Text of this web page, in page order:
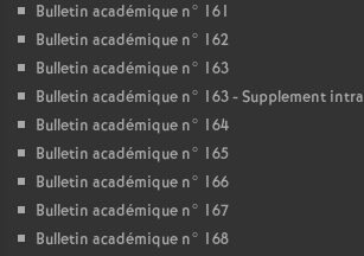
Bulletin académique n° 161
Bulletin académique n° 162
Bulletin académique n° 163
Bulletin académique n° 163 - Supplement intra
Bulletin académique n° 164
Bulletin académique n° 165
Bulletin académique n° 166
Bulletin académique n° 167
Bulletin académique n° 168